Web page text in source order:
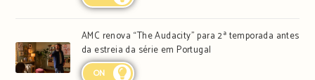
AMC renova “The Audacity” para 2ª temporada antes
da estreia da série em Portugal
ON